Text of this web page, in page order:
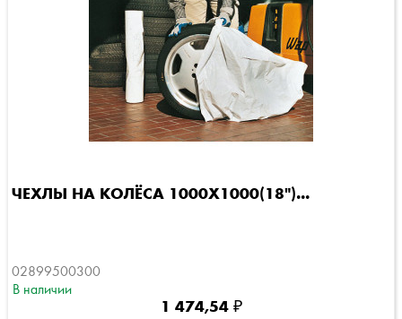
ЧЕХЛЫ НА КОЛЁСА 1000Х1000(18")...
02899500300
В наличии
1 474,54 ₽